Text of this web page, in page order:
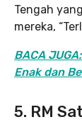
Tengah
mereka,
BACA
Enak dan
5. RM